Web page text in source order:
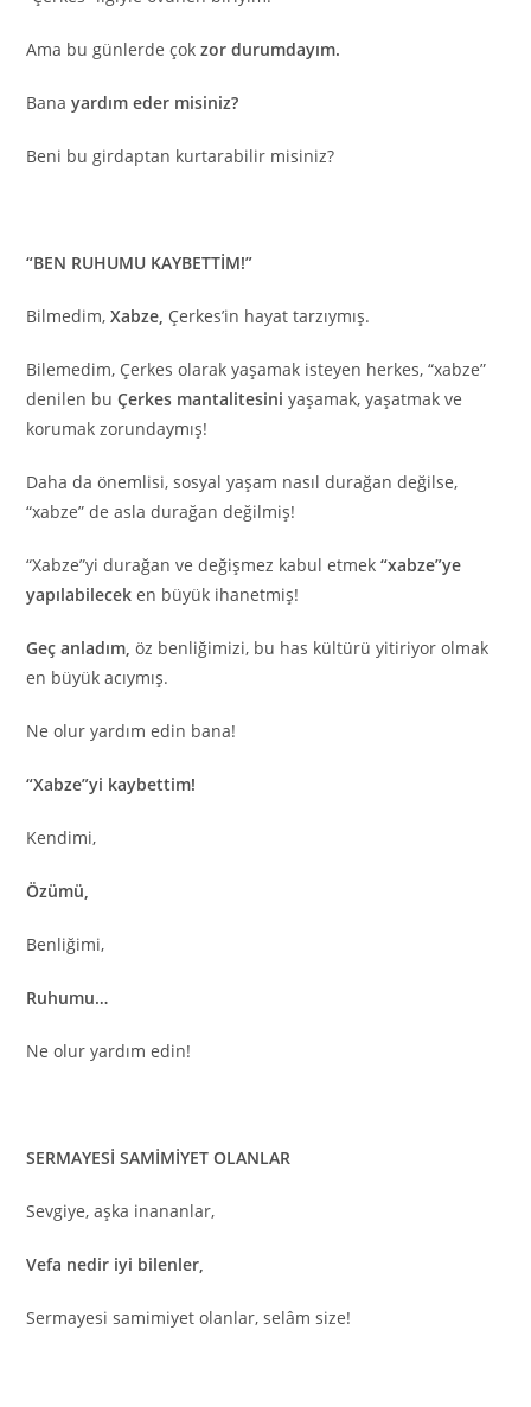
Ama bu günlerde çokzor durumdayım.
Banayardım eder misiniz?
Beni bu girdaptan kurtarabilir misiniz?
“BEN RUHUMU KAYBETTİM!”
Bilmedim,Xabze, Çerkes’in hayat tarzıymış.
Bilemedim, Çerkes olarak yaşamak isteyen herkes, “xabze”
denilen buÇerkes mantalitesini yaşamak, yaşatmak ve
korumak zorundaymış!
Daha da önemlisi, sosyal yaşam nasıl durağan değilse,
“xabze” de asla durağan değilmiş!
“Xabze”yi durağan ve değişmez kabul etmek“xabze”ye
yapılabilecek en büyük ihanetmiş!
Geç anladım, öz benliğimizi, bu has kültürü yitiriyor olmak
en büyük acıymış.
Ne olur yardım edin bana!
“Xabze”yi kaybettim!
Kendimi,
Özümü,
Benliğimi,
Ruhumu…
Ne olur yardım edin!
SERMAYESİ SAMİMİYET OLANLAR
Sevgiye, aşka inananlar,
Vefa nedir iyi bilenler,
Sermayesi samimiyet olanlar, selâm size!